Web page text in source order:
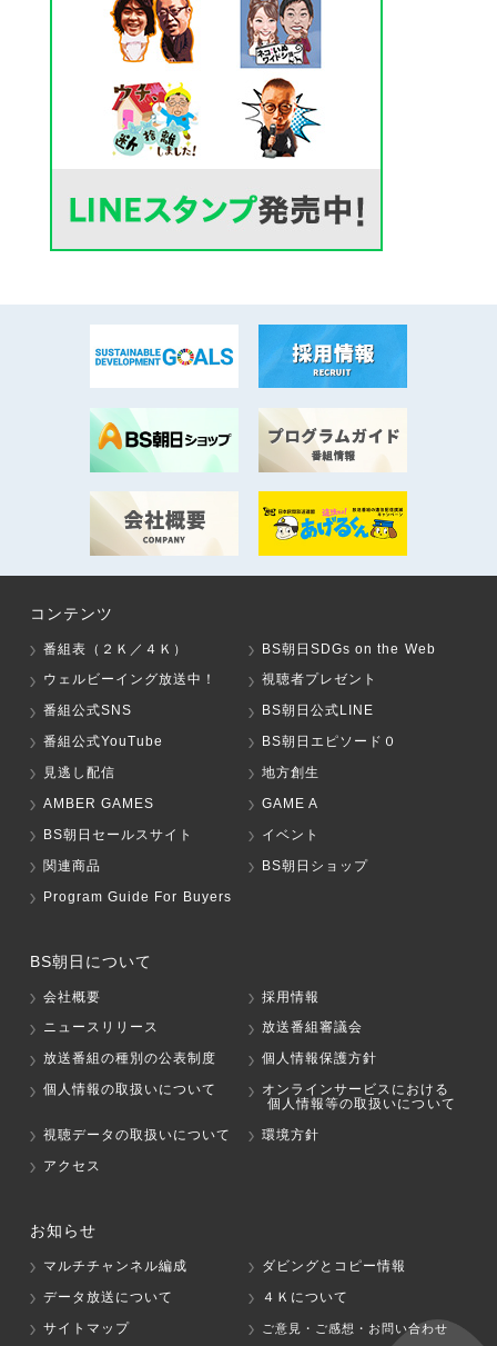
コンテンツ
番組表（２Ｋ／４Ｋ）
BS朝日SDGs on the Web
ウェルビーイング放送中！
視聴者プレゼント
番組公式SNS
BS朝日公式LINE
番組公式YouTube
BS朝日エピソード０
見逃し配信
地方創生
AMBER GAMES
GAME A
BS朝日セールスサイト
イベント
関連商品
BS朝日ショップ
Program Guide For Buyers
BS朝日について
会社概要
採用情報
ニュースリリース
放送番組審議会
放送番組の種別の公表制度
個人情報保護方針
個人情報の取扱いについて
オンラインサービスにおける
個人情報等の取扱いについて
視聴データの取扱いについて
環境方針
アクセス
お知らせ
マルチチャンネル編成
ダビングとコピー情報
データ放送について
４Ｋについて
サイトマップ
ご意見・ご感想・お問い合わせ